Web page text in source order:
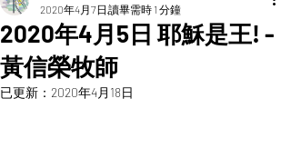
2020年4月5日 耶穌是王! -
黃信榮牧師
2020年4月7日 讀畢需時 1 分鐘
已更新： 2020年4月18日